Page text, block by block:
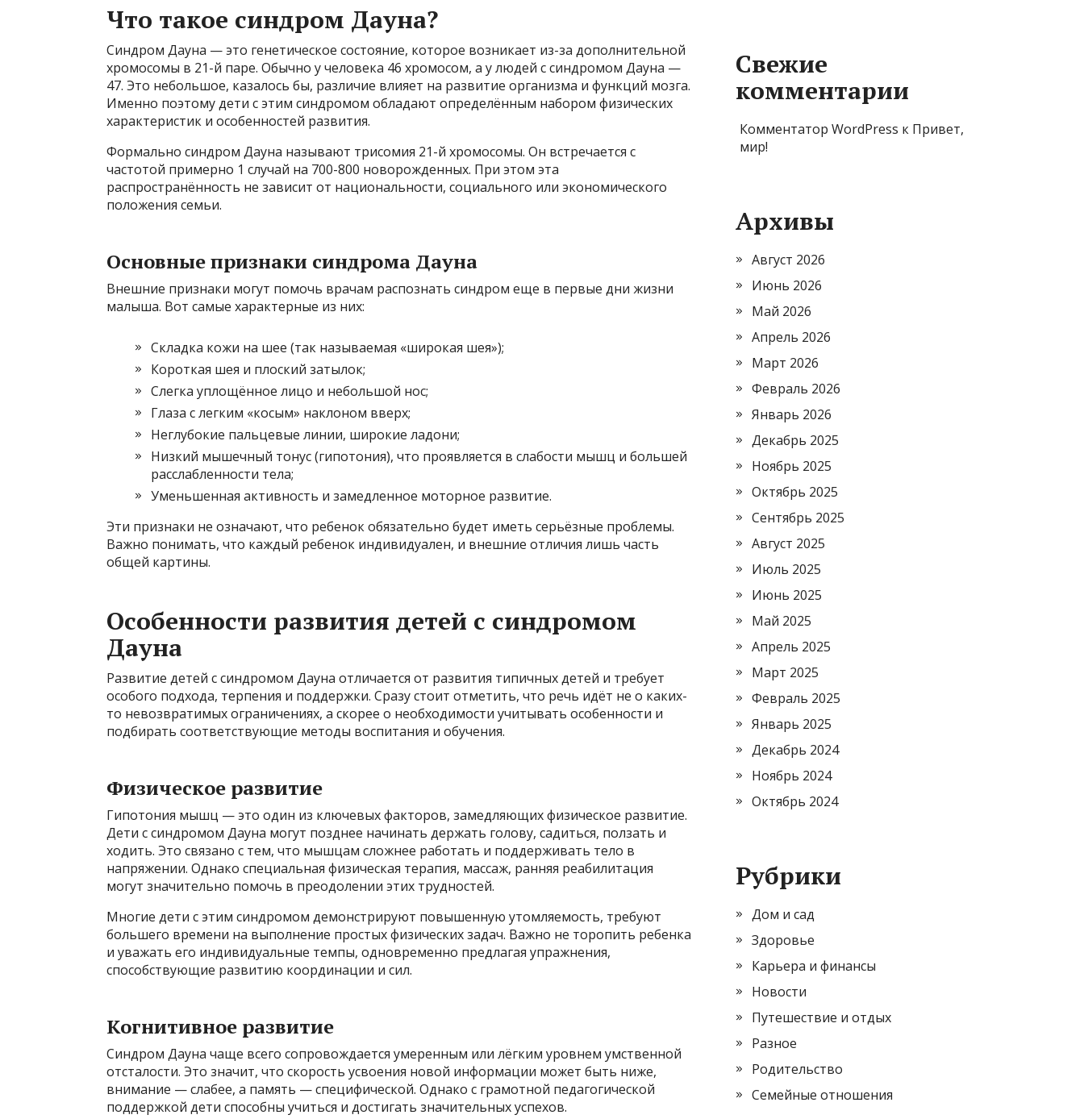
Что такое синдром Дауна?
Синдром Дауна — это генетическое состояние, которое возникает из-за дополнительной
хромосомы в 21-й паре. Обычно у человека 46 хромосом, а у людей с синдромом Дауна —
47. Это небольшое, казалось бы, различие влияет на развитие организма и функций мозга.
Именно поэтому дети с этим синдромом обладают определённым набором физических
характеристик и особенностей развития.
Формально синдром Дауна называют трисомия 21-й хромосомы. Он встречается с
частотой примерно 1 случай на 700-800 новорожденных. При этом эта
распространённость не зависит от национальности, социального или экономического
положения семьи.
Основные признаки синдрома Дауна
Внешние признаки могут помочь врачам распознать синдром еще в первые дни жизни
малыша. Вот самые характерные из них:
Складка кожи на шее (так называемая «широкая шея»);
Короткая шея и плоский затылок;
Слегка уплощённое лицо и небольшой нос;
Глаза с легким «косым» наклоном вверх;
Неглубокие пальцевые линии, широкие ладони;
Низкий мышечный тонус (гипотония), что проявляется в слабости мышц и большей
расслабленности тела;
Уменьшенная активность и замедленное моторное развитие.
Эти признаки не означают, что ребенок обязательно будет иметь серьёзные проблемы.
Важно понимать, что каждый ребенок индивидуален, и внешние отличия лишь часть
общей картины.
Особенности развития детей с синдромом
Дауна
Развитие детей с синдромом Дауна отличается от развития типичных детей и требует
особого подхода, терпения и поддержки. Сразу стоит отметить, что речь идёт не о каких-
то невозвратимых ограничениях, а скорее о необходимости учитывать особенности и
подбирать соответствующие методы воспитания и обучения.
Физическое развитие
Гипотония мышц — это один из ключевых факторов, замедляющих физическое развитие.
Дети с синдромом Дауна могут позднее начинать держать голову, садиться, ползать и
ходить. Это связано с тем, что мышцам сложнее работать и поддерживать тело в
напряжении. Однако специальная физическая терапия, массаж, ранняя реабилитация
могут значительно помочь в преодолении этих трудностей.
Многие дети с этим синдромом демонстрируют повышенную утомляемость, требуют
большего времени на выполнение простых физических задач. Важно не торопить ребенка
и уважать его индивидуальные темпы, одновременно предлагая упражнения,
способствующие развитию координации и сил.
Когнитивное развитие
Синдром Дауна чаще всего сопровождается умеренным или лёгким уровнем умственной
отсталости. Это значит, что скорость усвоения новой информации может быть ниже,
внимание — слабее, а память — специфической. Однако с грамотной педагогической
поддержкой дети способны учиться и достигать значительных успехов.
Свежие
комментарии
Комментатор WordPress к Привет,
мир!
Архивы
Август 2026
Июнь 2026
Май 2026
Апрель 2026
Март 2026
Февраль 2026
Январь 2026
Декабрь 2025
Ноябрь 2025
Октябрь 2025
Сентябрь 2025
Август 2025
Июль 2025
Июнь 2025
Май 2025
Апрель 2025
Март 2025
Февраль 2025
Январь 2025
Декабрь 2024
Ноябрь 2024
Октябрь 2024
Рубрики
Дом и сад
Здоровье
Карьера и финансы
Новости
Путешествие и отдых
Разное
Родительство
Семейные отношения